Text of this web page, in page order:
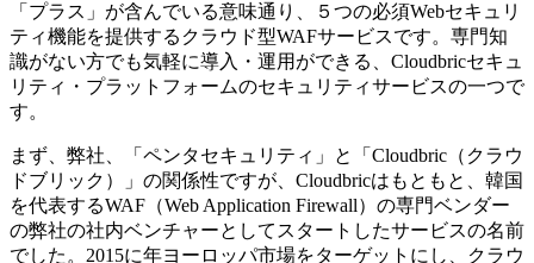
「プラス」が含んでいる意味通り、５つの必須Webセキュリ
ティ機能を提供するクラウド型WAFサービスです。専門知
識がない方でも気軽に導入・運用ができる、Cloudbricセキュ
リティ・プラットフォームのセキュリティサービスの一つで
す。
まず、弊社、「ペンタセキュリティ」と「Cloudbric（クラウ
ドブリック）」の関係性ですが、Cloudbricはもともと、韓国
を代表するWAF（Web Application Firewall）の専門ベンダー
の弊社の社内ベンチャーとしてスタートしたサービスの名前
でした。2015に年ヨーロッパ市場をターゲットにし、クラウ